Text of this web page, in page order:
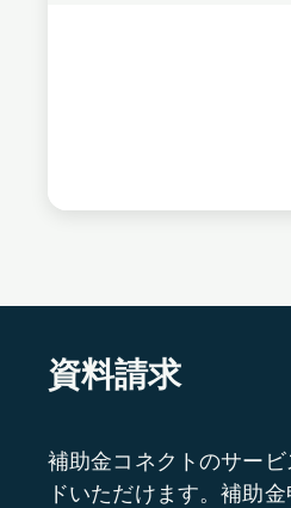
資料請求
補助金コネクトのサー
ドいただけます。補助